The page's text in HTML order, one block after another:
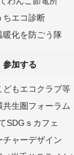
ちエコ診断
暖化を防ごう隊
参加する
どもエコクラブ等
共生圏フォーラム
SDGｓカフェ
チャーデザイン